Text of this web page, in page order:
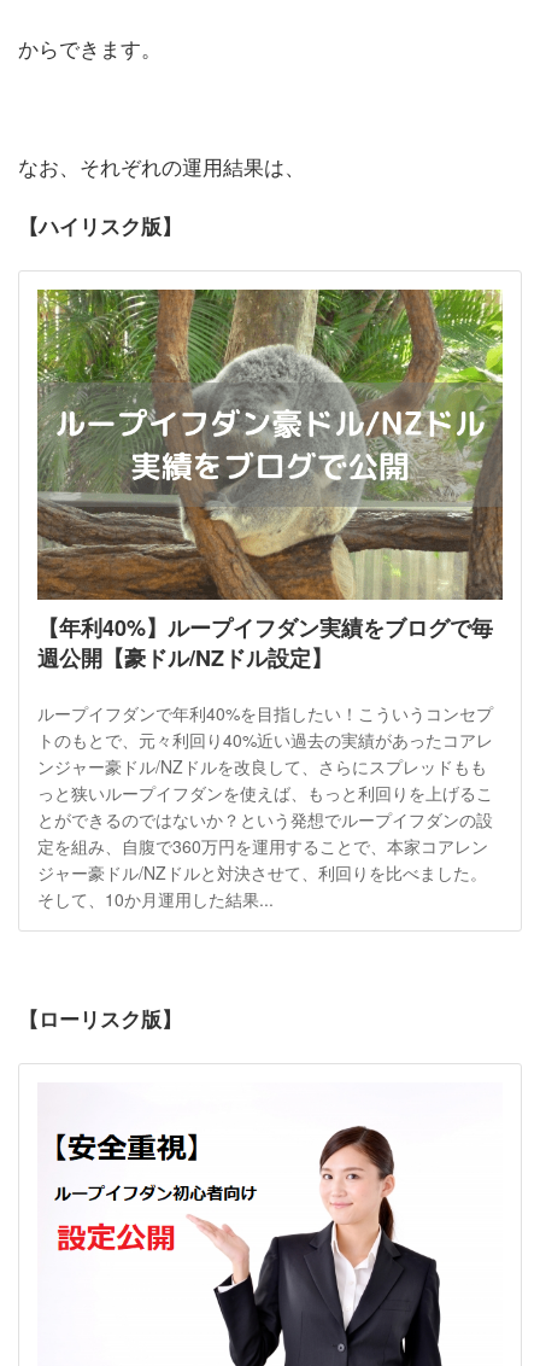
からできます。
なお、それぞれの運用結果は、
【ハイリスク版】
【年利40%】ループイフダン実績をブログで毎
週公開【豪ドル/NZドル設定】
ループイフダンで年利40%を目指したい！こういうコンセプ
トのもとで、元々利回り40%近い過去の実績があったコアレ
ンジャー豪ドル/NZドルを改良して、さらにスプレッドもも
っと狭いループイフダンを使えば、もっと利回りを上げるこ
とができるのではないか？という発想でループイフダンの設
定を組み、自腹で360万円を運用することで、本家コアレン
ジャー豪ドル/NZドルと対決させて、利回りを比べました。
そして、10か月運用した結果...
【ローリスク版】